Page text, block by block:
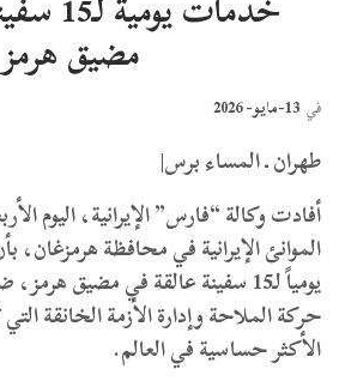
مضيق هرمز
في 13-مايو- 2026
طهران ـ المساء برس|
أفادت وكالة “فارس” الإيرانية، اليوم
الموانئ الإيرانية في محافظة هرمزغان،
يومياً لـ15 سفينة عالقة في مضيق
حركة الملاحة وإدارة الأزمة الخانقة
الأكثر حساسية في العالم.